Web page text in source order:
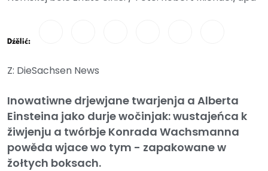
Dźělić:
Z: DieSachsen News
Inowatiwne drjewjane twarjenja a Alberta
Einsteina jako durje wočinjak: wustajeńca k
žiwjenju a twórbje Konrada Wachsmanna
powěda wjace wo tym - zapakowane w
žołtych boksach.